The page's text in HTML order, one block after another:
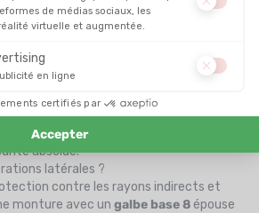
du flux lumineux de manière
la rétine contre l'ophtalmie des
(VLT) entre 7% et 35% selon
sortie démarrant à l'aube en forêt
enneigé, la photochromie évite les
Si votre pratique reste exclusivement
d'altitude
absolue.
latérales ?
contre les rayons indirects et
monture avec un galbe base 8 épouse